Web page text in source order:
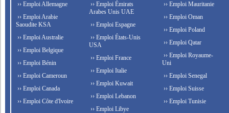
›› Emploi Allemagne
›› Emploi Arabie
Saoudite KSA
›› Emploi Australie
›› Emploi Belgique
›› Emploi Bénin
›› Emploi Cameroun
›› Emploi Canada
›› Emploi Côte d'Ivoire
›› Emploi Émirats
Arabes Unis UAE
›› Emploi Espagne
›› Emploi États-Unis
USA
›› Emploi France
›› Emploi Italie
›› Emploi Kuwait
›› Emploi Lebanon
›› Emploi Libye
›› Emploi Mauritanie
›› Emploi Oman
›› Emploi Poland
›› Emploi Qatar
›› Emploi Royaume-
Uni
›› Emploi Senegal
›› Emploi Suisse
›› Emploi Tunisie